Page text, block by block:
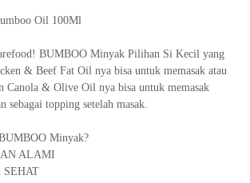
Oil 100Ml
BUMBOO Minyak Pilihan Si Kecil yang
& Beef Fat Oil nya bisa untuk memasak atau
Canola & Olive Oil nya bisa untuk memasak
sebagai topping setelah masak.
Minyak?
ALAMI
SEHAT